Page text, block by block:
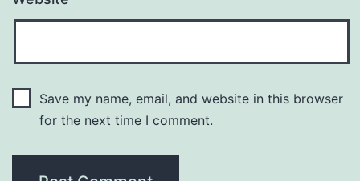
Save my name, email, and website in this browser
for the next time I comment.